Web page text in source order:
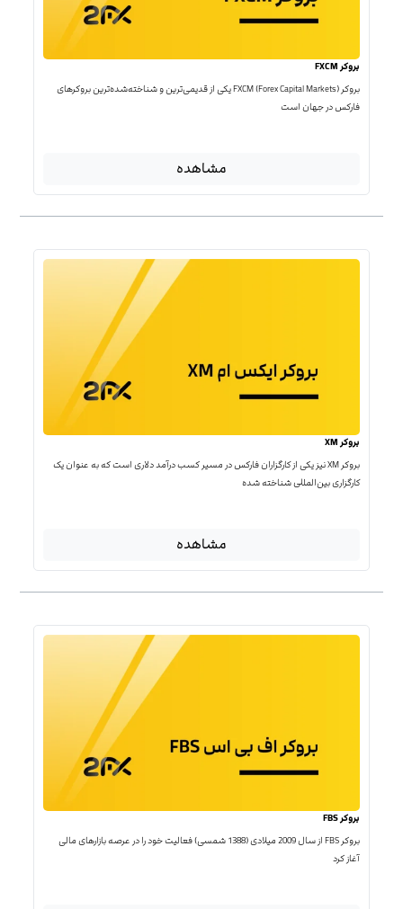
بروکر FXCM
بروکر FXCM (Forex Capital Markets) یکی از قدیمی‌ترین و شناخته‌شده‌ترین بروکرهای
فارکس در جهان است
مشاهده
بروکر XM
بروکر XM نیز یکی از کارگزاران فارکس در مسیر کسب درآمد دلاری است که به عنوان یک
کارگزاری بین‌المللی شناخته شده
مشاهده
بروکر FBS
بروکر FBS از سال 2009 میلادی (1388 شمسی) فعالیت خود را در عرصه بازارهای مالی
آغاز کرد